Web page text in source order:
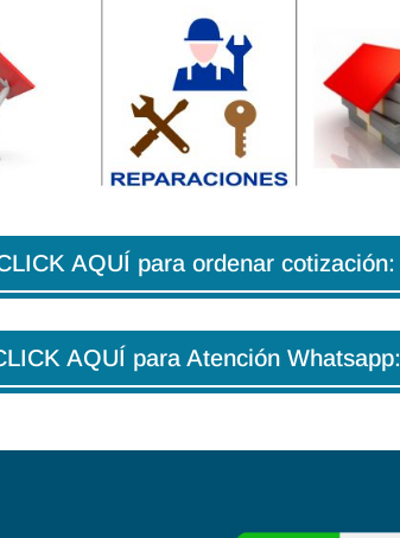
AQUÍ para ordenar cotización:
AQUÍ para Atención Whatsapp: